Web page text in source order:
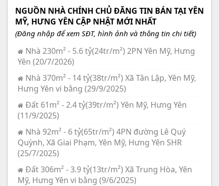
NGUỒN NHÀ CHÍNH CHỦ ĐĂNG TIN BÁN TẠI YÊN
MỸ, HƯNG YÊN CẬP NHẬT MỚI NHẤT
(Đăng nhập để xem SĐT, hình ảnh và thông tin chi tiết)
Nhà 230m² - 5.6 tỷ(24tr/m²) 2PN Yên Mỹ, Hưng
Yên (20/7/2026)
Nhà 370m² - 14 tỷ(38tr/m²) Xã Tân Lập, Yên Mỹ,
Hưng Yên vi bằng (29/9/2025)
Đất 61m² - 2.4 tỷ(39tr/m²) Yên Mỹ, Hưng Yên
(11/9/2025)
Nhà 92m² - 6 tỷ(65tr/m²) 4PN đường Lê Quý
Quỳnh, Xã Giai Phạm, Yên Mỹ, Hưng Yên SHR
(25/7/2025)
Đất 306m² - 3.9 tỷ(13tr/m²) Xã Trung Hòa, Yên
Mỹ, Hưng Yên vi bằng (9/6/2025)